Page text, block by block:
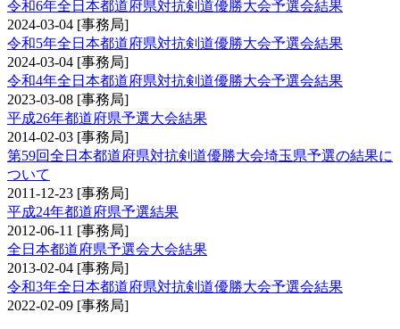
令和6年全日本都道府県対抗剣道優勝大会予選会結果
2024-03-04 [事務局]
令和5年全日本都道府県対抗剣道優勝大会予選会結果
2024-03-04 [事務局]
令和4年全日本都道府県対抗剣道優勝大会予選会結果
2023-03-08 [事務局]
平成26年都道府県予選大会結果
2014-02-03 [事務局]
第59回全日本都道府県対抗剣道優勝大会埼玉県予選の結果に
ついて
2011-12-23 [事務局]
平成24年都道府県予選結果
2012-06-11 [事務局]
全日本都道府県予選会大会結果
2013-02-04 [事務局]
令和3年全日本都道府県対抗剣道優勝大会予選会結果
2022-02-09 [事務局]